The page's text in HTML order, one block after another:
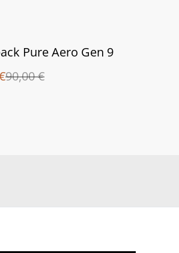
Pure Aero Gen 9
90,00 €